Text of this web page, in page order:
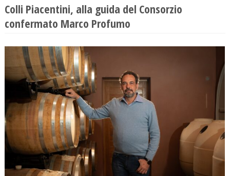
Colli Piacentini, alla guida del Consorzio
confermato Marco Profumo